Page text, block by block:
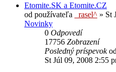
Etomite.SK a Etomite.CZ
od používateľa
_rasel^ » St
Novinky
0 Odpovedí
17756 Zobrazení
Posledný príspevok
St Júl 09, 2008 2:55